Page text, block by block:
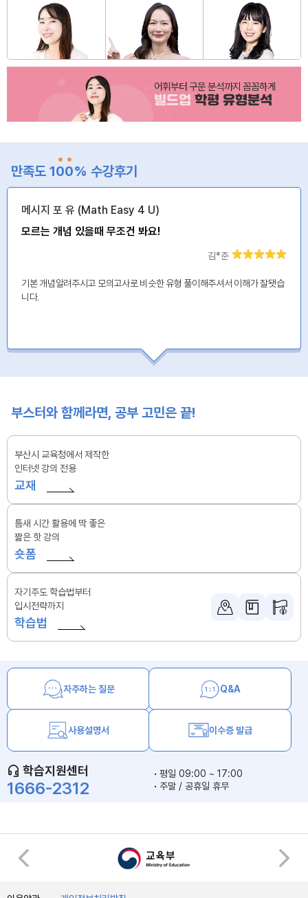
어휘부터 구문 분석까지 꼼꼼하게
빌드업 학평 유형분석
만족도 100% 수강후기
메시지 포 유 (Math Easy 4 U)
모르는 개념 있을때 무조건 봐요!
김*준
기본 개념알려주시고 모의고사로 비슷한 유형 풀이해주셔서 이해가 잘됏습
니다.
부스터와 함께라면, 공부 고민은 끝!
부산시 교육청에서 제작한
인터넷 강의 전용
교재
틈새 시간 활용에 딱 좋은
짧은 핫 강의
숏폼
자기주도 학습법부터
입시전략까지
학습법
자주하는 질문 Q&A
사용설명서 이수증 발급
학습지원센터
1666-2312
평일 09:00 ~ 17:00
주말 / 공휴일 휴무